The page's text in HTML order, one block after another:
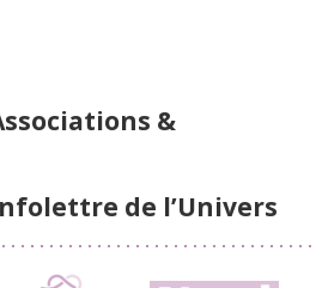
&
de l’Univers